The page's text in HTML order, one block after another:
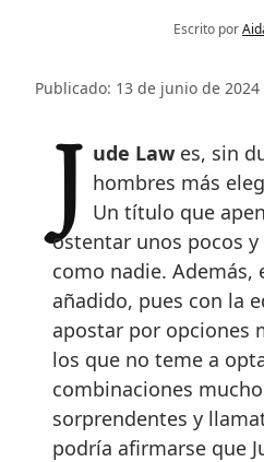
Escrito por
Publicado: 13 de junio de
Jude Law es, sin
hombres más
Un título que
ostentar unos pocos
como nadie. Además,
añadido, pues con la
apostar por opciones
los que no teme a
combinaciones
sorprendentes y
podría afirmarse que